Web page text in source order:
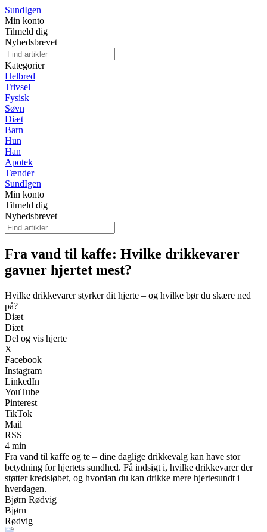
SundIgen
Min konto
Tilmeld dig
Nyhedsbrevet
Kategorier
Helbred
Trivsel
Fysisk
Søvn
Diæt
Barn
Hun
Han
Apotek
Tænder
SundIgen
Min konto
Tilmeld dig
Nyhedsbrevet
Fra vand til kaffe: Hvilke drikkevarer
gavner hjertet mest?
Hvilke drikkevarer styrker dit hjerte – og hvilke bør du skære ned
på?
Diæt
Diæt
Del og vis hjerte
X
Facebook
Instagram
LinkedIn
YouTube
Pinterest
TikTok
Mail
RSS
4 min
Fra vand til kaffe og te – dine daglige drikkevalg kan have stor
betydning for hjertets sundhed. Få indsigt i, hvilke drikkevarer der
støtter kredsløbet, og hvordan du kan drikke mere hjertesundt i
hverdagen.
Bjørn Rødvig
Bjørn
Rødvig